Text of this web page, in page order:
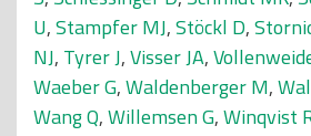
U,Stampfer MJ,Stöckl D,
NJ, Tyrer J,Visser JA,
Waeber G,Waldenberger M,
Wang Q,Willemsen G,Winqvist